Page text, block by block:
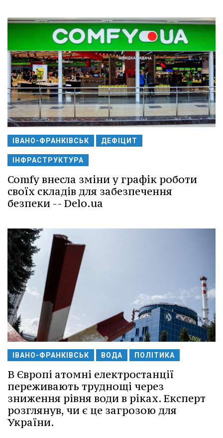
ІВАНО-ФРАНКІВСЬК ДЕФІЦИТ
ІНФРАСТРУКТУРА
Comfy внесла зміни у графік роботи
своїх складів для забезпечення
безпеки -- Delo.ua
ІВАНО-ФРАНКІВСЬК ВОДА ПОЛІТИКА
В Європі атомні електростанції
переживають труднощі через
зниження рівня води в ріках. Експерт
розглянув, чи є це загрозою для
України.